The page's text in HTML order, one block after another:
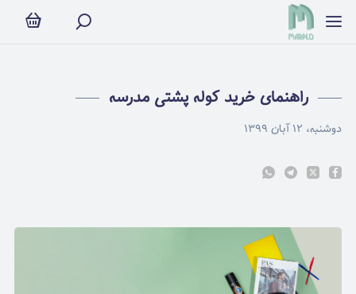
راهنمای خرید کوله پشتی مدرسه
راهنمای خرید کوله پشتی مدرسه
دوشنبه، ۱۲ آبان ۱۳۹۹